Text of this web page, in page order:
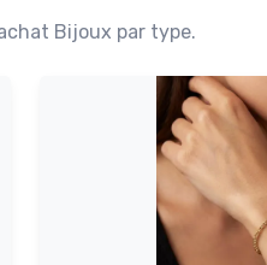
Bijoux par type.